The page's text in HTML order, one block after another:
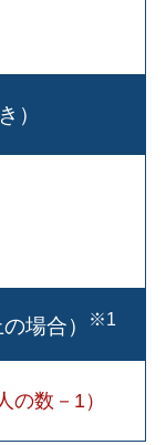
）
場合） ※1
の数－1）